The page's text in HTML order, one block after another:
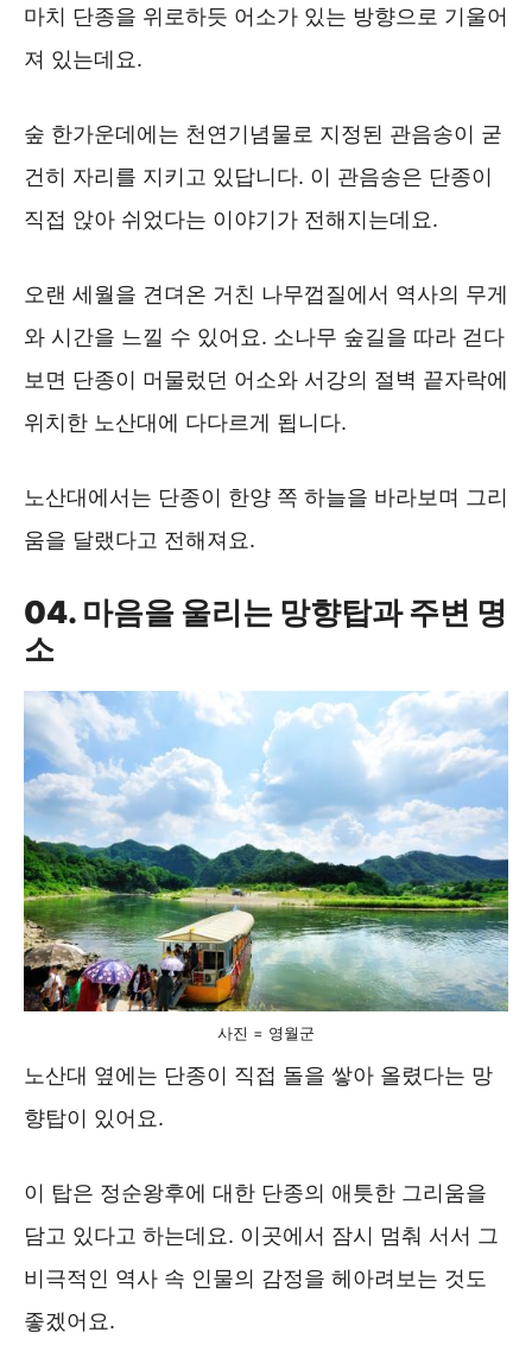
마치 단종을 위로하듯 어소가 있는 방향으로 기울어
져 있는데요.
숲 한가운데에는 천연기념물로 지정된 관음송이 굳
건히 자리를 지키고 있답니다. 이 관음송은 단종이
직접 앉아 쉬었다는 이야기가 전해지는데요.
오랜 세월을 견뎌온 거친 나무껍질에서 역사의 무게
와 시간을 느낄 수 있어요. 소나무 숲길을 따라 걷다
보면 단종이 머물렀던 어소와 서강의 절벽 끝자락에
위치한 노산대에 다다르게 됩니다.
노산대에서는 단종이 한양 쪽 하늘을 바라보며 그리
움을 달랬다고 전해져요.
04. 마음을 울리는 망향탑과 주변 명
소
사진 = 영월군
노산대 옆에는 단종이 직접 돌을 쌓아 올렸다는 망
향탑이 있어요.
이 탑은 정순왕후에 대한 단종의 애틋한 그리움을
담고 있다고 하는데요. 이곳에서 잠시 멈춰 서서 그
비극적인 역사 속 인물의 감정을 헤아려보는 것도
좋겠어요.